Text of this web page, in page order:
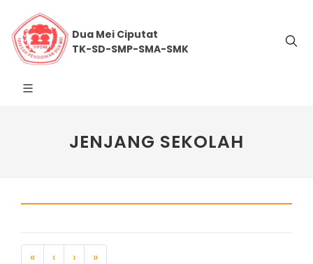
Dua Mei Ciputat
TK-SD-SMP-SMA-SMK
JENJANG SEKOLAH
« ‹ › »